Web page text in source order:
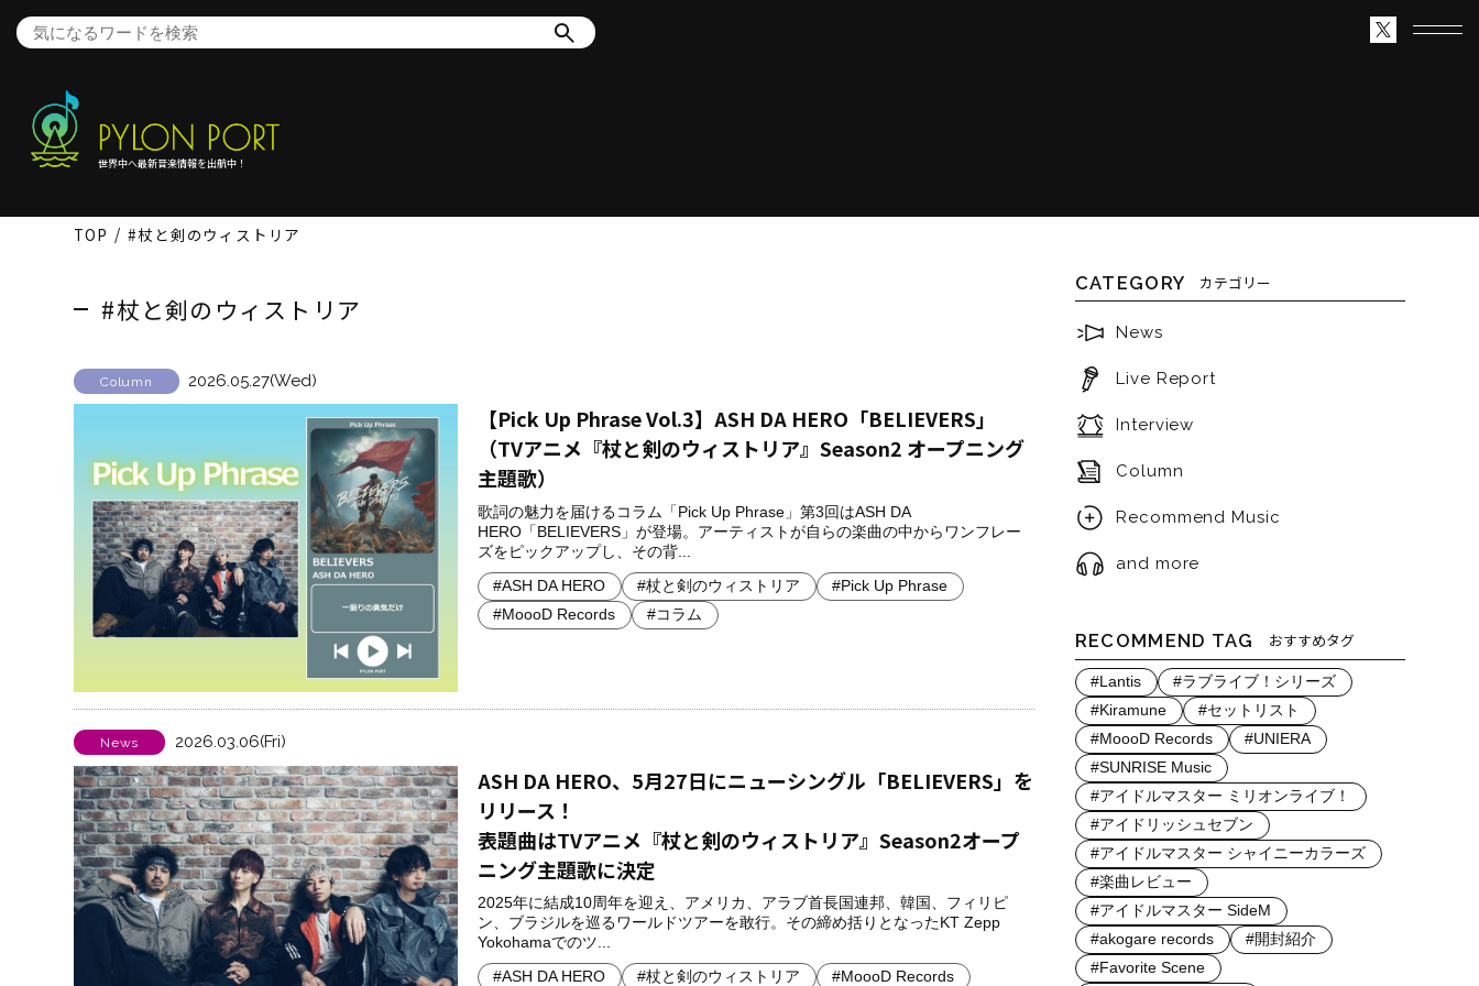
世界中へ最新音楽情報を出航中！
TOP #杖と剣のウィストリア
#杖と剣のウィストリア
Column 2026.05.27(Wed)
【Pick Up Phrase Vol.3】ASH DA HERO「BELIEVERS」
（TVアニメ『杖と剣のウィストリア』Season2 オープニング
主題歌）
歌詞の魅力を届けるコラム「Pick Up Phrase」第3回はASH DA
HERO「BELIEVERS」が登場。アーティストが自らの楽曲の中からワンフレー
ズをピックアップし、その背...
#ASH DA HERO #杖と剣のウィストリア
#Pick Up Phrase
#MoooD Records
#コラム
News 2026.03.06(Fri)
ASH DA HERO、5月27日にニューシングル「BELIEVERS」を
リリース！
表題曲はTVアニメ『杖と剣のウィストリア』Season2オープ
ニング主題歌に決定
2025年に結成10周年を迎え、アメリカ、アラブ首長国連邦、韓国、フィリピ
ン、ブラジルを巡るワールドツアーを敢行。その締め括りとなったKT Zepp
Yokohamaでのツ...
#ASH DA HERO #杖と剣のウィストリア
#MoooD Records
CATEGORY カテゴリー
News
Live Report
Interview
Column
Recommend Music
and more
RECOMMEND TAG おすすめタグ
#Lantis
#ラブライブ！シリーズ
#Kiramune
#セットリスト
#MoooD Records
#UNIERA
#SUNRISE Music
#アイドルマスター ミリオンライブ！
#アイドリッシュセブン
#アイドルマスター シャイニーカラーズ
#楽曲レビュー
#アイドルマスター SideM
#akogare records
#開封紹介
#Favorite Scene